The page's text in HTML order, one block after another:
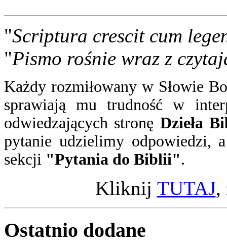
"Scriptura crescit cum
"Pismo rośnie wraz z
Każdy rozmiłowany w Słowie
sprawiają mu trudność w
odwiedzających stronę Dzieła
pytanie udzielimy odpowiedzi,
sekcji "Pytania do Biblii".
Kliknij TUTAJ,
Ostatnio dodane